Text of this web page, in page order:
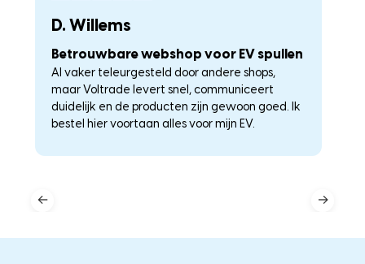
D. Willems
Betrouwbare webshop voor EV spullen
Al vaker teleurgesteld door andere shops,
maar Voltrade levert snel, communiceert
duidelijk en de producten zijn gewoon goed. Ik
bestel hier voortaan alles voor mijn EV.
← →